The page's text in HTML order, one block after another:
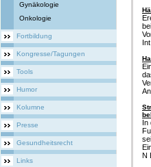
Gynäkologie
Onkologie
Fortbildung
Kongresse/Tagungen
Tools
Humor
Kolumne
Presse
Gesundheitsrecht
Links
In
N